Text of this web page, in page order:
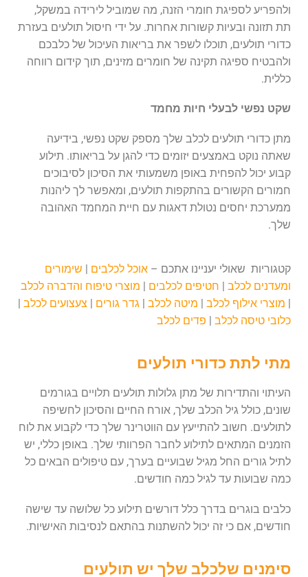
ולהפריע לספיגת חומרי הזנה, מה שמוביל לירידה במשקל,
תת תזונה ובעיות קשורות אחרות. על ידי חיסול תולעים בעזרת
כדורי תולעים, תוכלו לשפר את בריאות העיכול של כלבכם
ולהבטיח ספיגה תקינה של חומרים מזינים, תוך קידום רווחה
כללית.
שקט נפשי לבעלי חיות מחמד
מתן כדורי תולעים לכלב שלך מספק שקט נפשי, בידיעה
שאתה נוקט באמצעים יזומים כדי להגן על בריאותו. תילוע
קבוע יכול להפחית באופן משמעותי את הסיכון לסיבוכים
חמורים הקשורים בהתקפות תולעים, ומאפשר לך ליהנות
ממערכת יחסים נטולת דאגות עם חיית המחמד האהובה
שלך.
קטגוריות שאולי יעניינו אתכם – אוכל לכלבים | שימורים
ומעדנים לכלב | חטיפים לכלבים | מוצרי טיפוח והדברה לכלב
| מוצרי אילוף לכלב | מיטה לכלב | גדר גורים | צעצועים לכלב |
כלובי טיסה לכלב | פדים לכלב
מתי לתת כדורי תולעים
העיתוי והתדירות של מתן גלולות תולעים תלויים בגורמים
שונים, כולל גיל הכלב שלך, אורח החיים והסיכון לחשיפה
לתולעים. חשוב להתייעץ עם הווטרינר שלך כדי לקבוע את לוח
הזמנים המתאים לתילוע לחבר הפרוותי שלך. באופן כללי, יש
לתיל גורים החל מגיל שבועיים בערך, עם טיפולים הבאים כל
כמה שבועות עד לגיל כמה חודשים.
כלבים בוגרים בדרך כלל דורשים תילוע כל שלושה עד שישה
חודשים, אם כי זה יכול להשתנות בהתאם לנסיבות האישיות.
סימנים שלכלב שלך יש תולעים